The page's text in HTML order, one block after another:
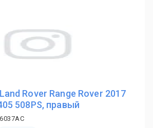
Rover Range Rover 2017
508PS, правый